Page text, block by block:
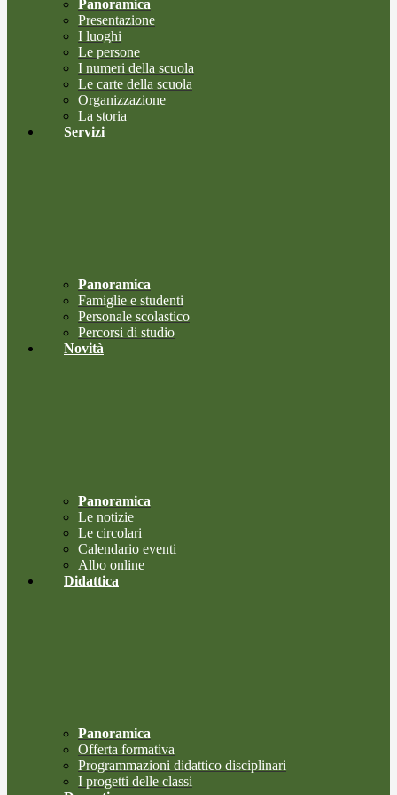
Panoramica
Presentazione
I luoghi
Le persone
I numeri della scuola
Le carte della scuola
Organizzazione
La storia
Servizi
Panoramica
Famiglie e studenti
Personale scolastico
Percorsi di studio
Novità
Panoramica
Le notizie
Le circolari
Calendario eventi
Albo online
Didattica
Panoramica
Offerta formativa
Programmazioni didattico disciplinari
I progetti delle classi